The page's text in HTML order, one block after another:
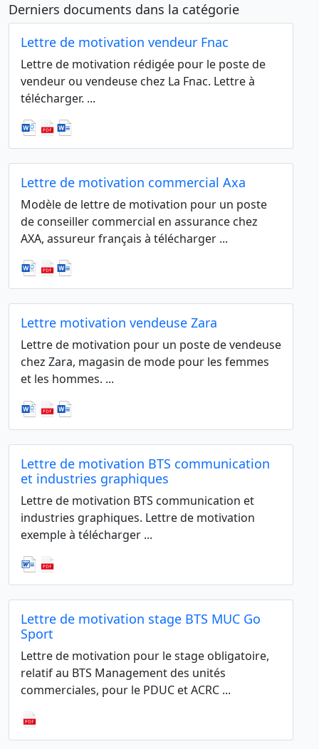
Derniers documents dans la catégorie
Lettre de motivation vendeur Fnac
Lettre de motivation rédigée pour le poste de
vendeur ou vendeuse chez La Fnac. Lettre à
télécharger. ...
Lettre de motivation commercial Axa
Modèle de lettre de motivation pour un poste
de conseiller commercial en assurance chez
AXA, assureur français à télécharger ...
Lettre motivation vendeuse Zara
Lettre de motivation pour un poste de vendeuse
chez Zara, magasin de mode pour les femmes
et les hommes. ...
Lettre de motivation BTS communication
et industries graphiques
Lettre de motivation BTS communication et
industries graphiques. Lettre de motivation
exemple à télécharger ...
Lettre de motivation stage BTS MUC Go
Sport
Lettre de motivation pour le stage obligatoire,
relatif au BTS Management des unités
commerciales, pour le PDUC et ACRC ...